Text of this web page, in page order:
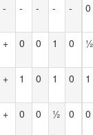
- - - - - 0
+ 0 0 1 0 ½
+ 1 0 1 0 1
+ 0 0 ½ 0 0